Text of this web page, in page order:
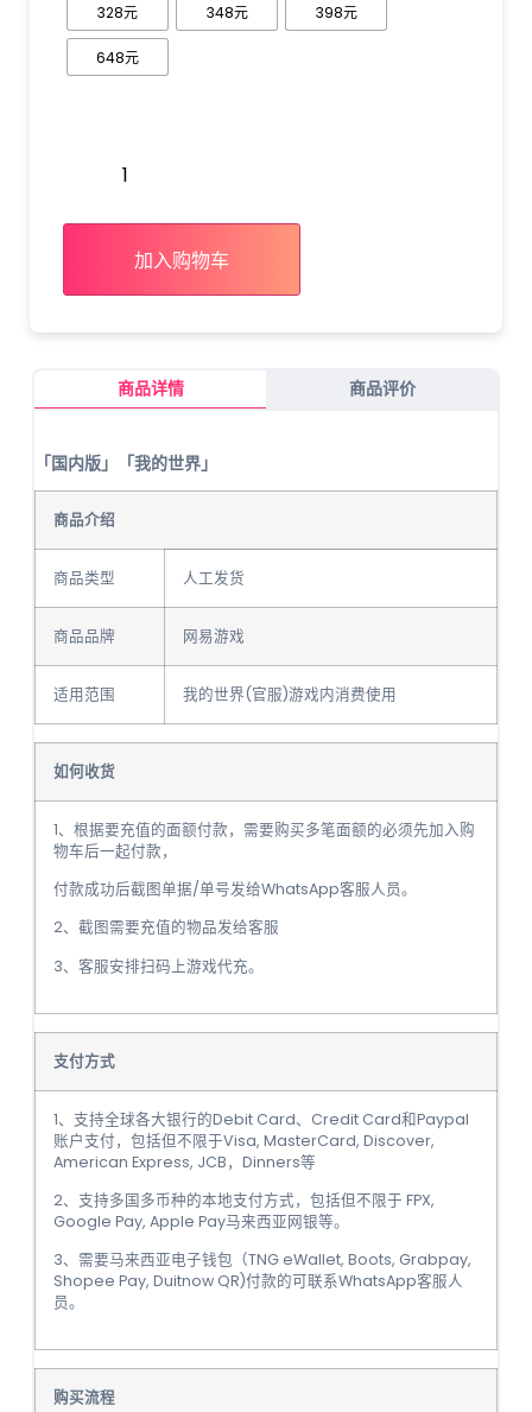
328元 348元 398元
648元
加入购物车
商品详情 商品评价
「国内版」「我的世界」
商品介绍
商品类型 人工发货
商品品牌 网易游戏
适用范围 我的世界(官服)游戏内消费使用
如何收货
1、根据要充值的面额付款，需要购买多笔面额的必须先加入购
物车后一起付款，
付款成功后截图单据/单号发给WhatsApp客服人员。
2、截图需要充值的物品发给客服
3、客服安排扫码上游戏代充。
支付方式
1、支持全球各大银行的Debit Card、Credit Card和Paypal
账户支付，包括但不限于Visa, MasterCard, Discover,
American Express, JCB，Dinners等
2、支持多国多币种的本地支付方式，包括但不限于 FPX,
Google Pay, Apple Pay马来西亚网银等。
3、需要马来西亚电子钱包（TNG eWallet, Boots, Grabpay,
Shopee Pay, Duitnow QR)付款的可联系WhatsApp客服人
员。
购买流程